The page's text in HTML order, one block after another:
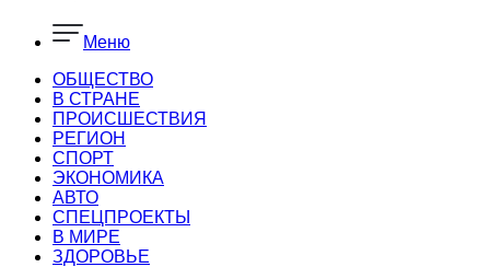
Меню
ОБЩЕСТВО
В СТРАНЕ
ПРОИСШЕСТВИЯ
РЕГИОН
CПОРТ
ЭКОНОМИКА
АВТО
СПЕЦПРОЕКТЫ
В МИРЕ
ЗДОРОВЬЕ